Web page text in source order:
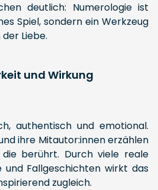
deutlich: Numerologie ist
Spiel, sondern ein Werkzeug
Liebe.
und Wirkung
authentisch und emotional.
ihre Mitautor:innen erzählen
berührt. Durch viele reale
und Fallgeschichten wirkt das
zugleich.